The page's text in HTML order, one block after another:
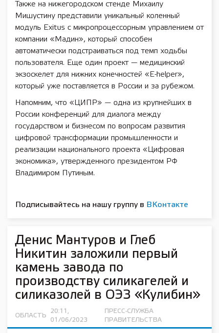
Также на нижегородском стенде Михаилу
Мишустину представили уникальный коленный
модуль Exitus с микропроцессорным управлением от
компании «Мадин», который способен
автоматически подстраиваться под темп ходьбы
пользователя. Еще один проект — медицинский
экзоскелет для нижних конечностей «E-helper»,
который уже поставляется в России и за рубежом.
Напомним, что «ЦИПР» — одна из крупнейших в
России конференций для диалога между
государством и бизнесом по вопросам развития
цифровой трансформации промышленности и
реализации национального проекта «Цифровая
экономика», утвержденного президентом РФ
Владимиром Путиным.
Подписывайтесь на нашу группу в ВКонтакте
Денис Мантуров и Глеб
Никитин заложили первый
камень завода по
производству силикагелей и
силиказолей в ОЭЗ «Кулибин»
ОБЛАСТЬ
20:11,
01/06/2023
ПРЕСС-СЛУЖБА
ПРАВИТЕЛЬСТВА